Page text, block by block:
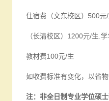
住宿费（文东校区）500元
（长清校区）1200元/生.
教材费100元/生
如收费标准有变化，以省物
注：非全日制专业学位硕